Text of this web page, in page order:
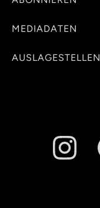
MEDIADATEN
AUSLAGESTELLEN